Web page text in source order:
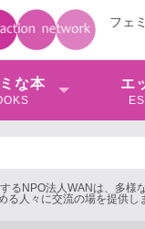
フェ
な本 エ
るNPO法人WANは、多様
る人々に交流の場を提供し